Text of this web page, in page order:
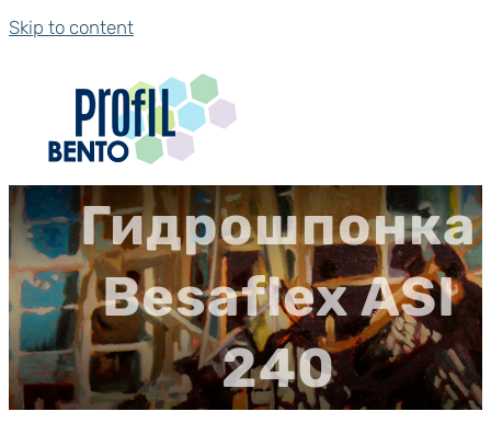
Skip to content
Гидрошпонка
Besaflex ASI
240